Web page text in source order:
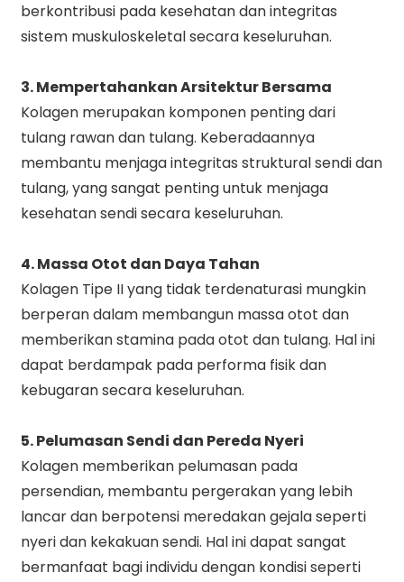
berkontribusi pada kesehatan dan integritas
sistem muskuloskeletal secara keseluruhan.
3. Mempertahankan Arsitektur Bersama
Kolagen merupakan komponen penting dari
tulang rawan dan tulang. Keberadaannya
membantu menjaga integritas struktural sendi dan
tulang, yang sangat penting untuk menjaga
kesehatan sendi secara keseluruhan.
4. Massa Otot dan Daya Tahan
Kolagen Tipe II yang tidak terdenaturasi mungkin
berperan dalam membangun massa otot dan
memberikan stamina pada otot dan tulang. Hal ini
dapat berdampak pada performa fisik dan
kebugaran secara keseluruhan.
5. Pelumasan Sendi dan Pereda Nyeri
Kolagen memberikan pelumasan pada
persendian, membantu pergerakan yang lebih
lancar dan berpotensi meredakan gejala seperti
nyeri dan kekakuan sendi. Hal ini dapat sangat
bermanfaat bagi individu dengan kondisi seperti